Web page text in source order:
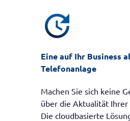
update
Eine auf Ihr Business
Telefonanlage
Machen Sie sich keine
über die Aktualität Ihrer
Die cloudbasierte